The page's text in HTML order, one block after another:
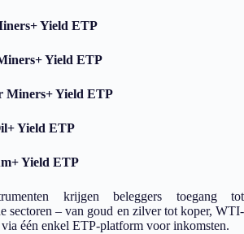
Yield ETP
Yield ETP
Miners+ Yield ETP
Yield ETP
Yield ETP
krijgen beleggers toegang tot
sectoren – van goud en zilver tot koper, WTI-
één enkel ETP-platform voor inkomsten.